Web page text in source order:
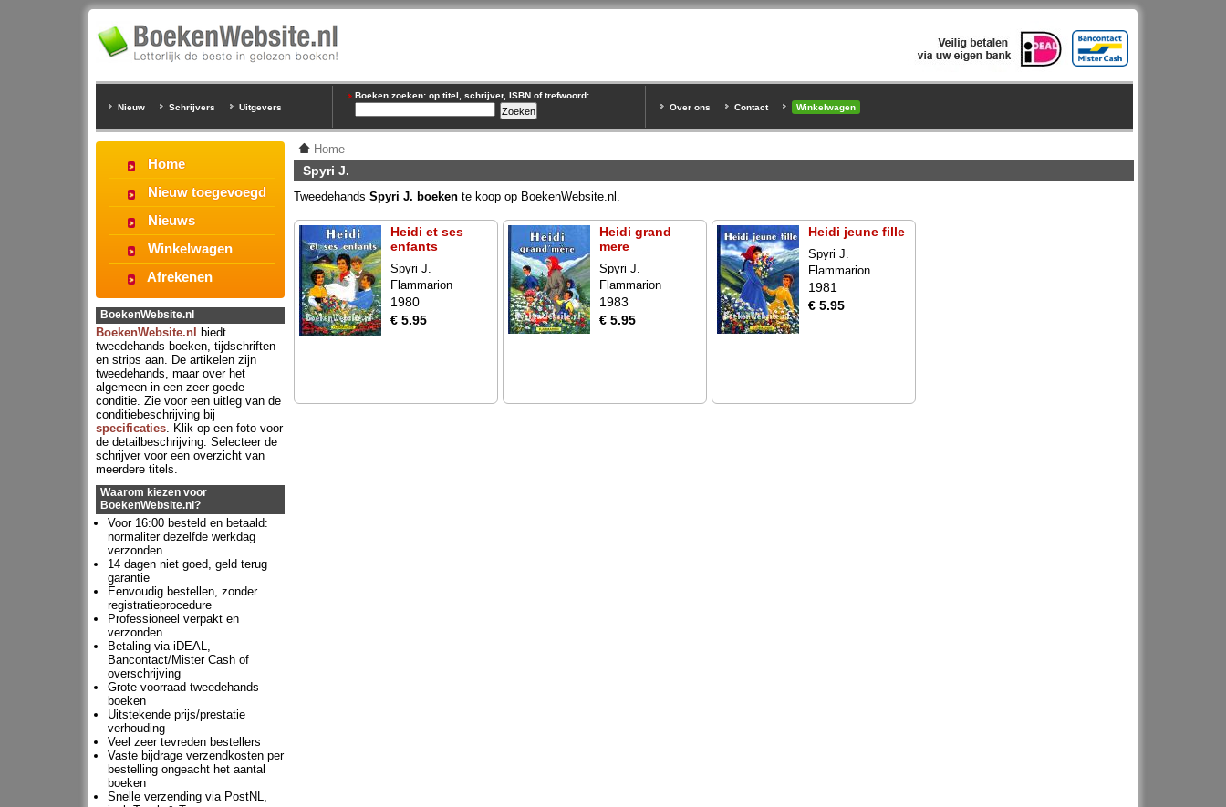
Nieuw Schrijvers Uitgevers
Boeken zoeken: op titel, schrijver, ISBN of trefwoord:
Over ons
Contact Winkelwagen
Home
Spyri J.
Tweedehands Spyri J. boeken te koop op BoekenWebsite.nl.
Heidi et ses
enfants
Spyri J.
Flammarion
1980
€ 5.95
Heidi grand
mere
Spyri J.
Flammarion
1983
€ 5.95
Heidi jeune fille
Spyri J.
Flammarion
1981
€ 5.95
Home
Nieuw toegevoegd
Nieuws
Winkelwagen
Afrekenen
BoekenWebsite.nl
BoekenWebsite.nl
biedt
tweedehands boeken, tijdschriften
en strips aan. De artikelen zijn
tweedehands, maar over het
algemeen in een zeer goede
conditie. Zie voor een uitleg van de
conditiebeschrijving bij
specificaties. Klik op een foto voor
de detailbeschrijving. Selecteer de
schrijver voor een overzicht van
meerdere titels.
Waarom kiezen voor
BoekenWebsite.nl?
Voor 16:00 besteld en betaald:
normaliter dezelfde werkdag
verzonden
14 dagen niet goed, geld terug
garantie
Eenvoudig bestellen, zonder
registratieprocedure
Professioneel verpakt en
verzonden
Betaling via iDEAL,
Bancontact/Mister Cash of
overschrijving
Grote voorraad tweedehands
boeken
Uitstekende prijs/prestatie
verhouding
Veel zeer tevreden bestellers
Vaste bijdrage verzendkosten per
bestelling ongeacht het aantal
boeken
Snelle verzending via PostNL,